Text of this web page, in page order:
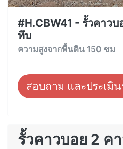
#H.CBW41 - รั้วคาว
ทึบ
ความสูงจากพื้นดิน 150 ซม
สอบถาม และประเมิน
รั้วคาวบอย 2 ค